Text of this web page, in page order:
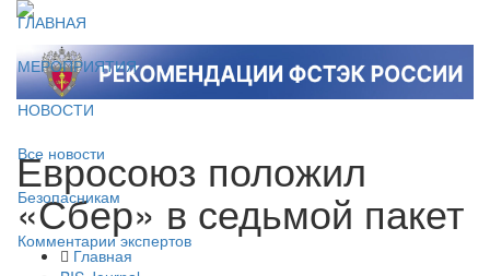
ГЛАВНАЯ
МЕРОПРИЯТИЯ
НОВОСТИ
Все новости
Безопасникам
Комментарии экспертов
Евросоюз положил
«Сбер» в седьмой пакет
Главная